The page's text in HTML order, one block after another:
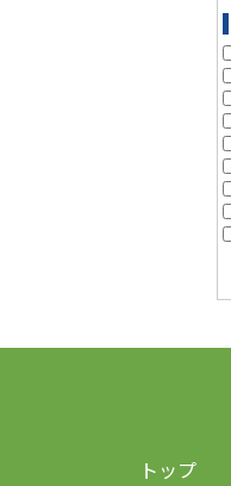
トップ